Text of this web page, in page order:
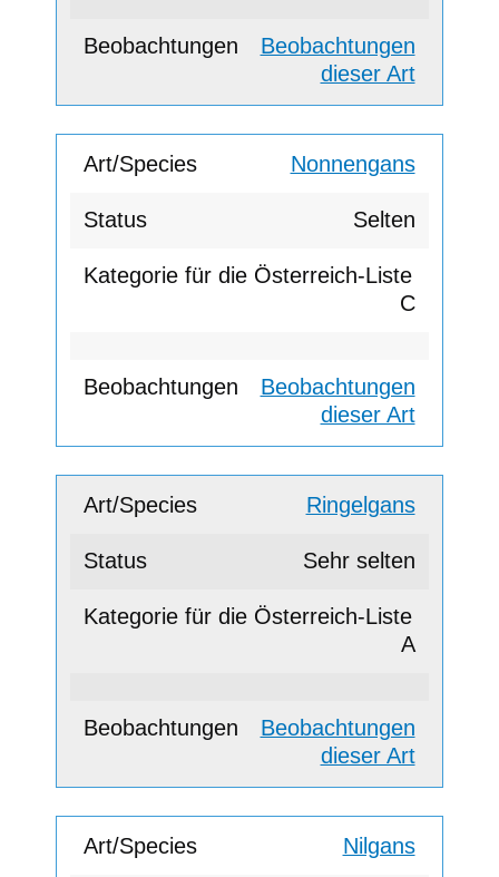
Beobachtungen
dieser Art
Nonnengans
Selten
C
Beobachtungen
dieser Art
Ringelgans
Sehr selten
A
Beobachtungen
dieser Art
Nilgans